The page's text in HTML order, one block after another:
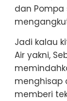
dan
Jadi kalau
Air yakni,
menghisap
memberi